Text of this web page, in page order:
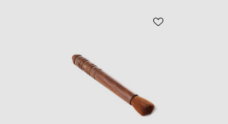
ODOBER